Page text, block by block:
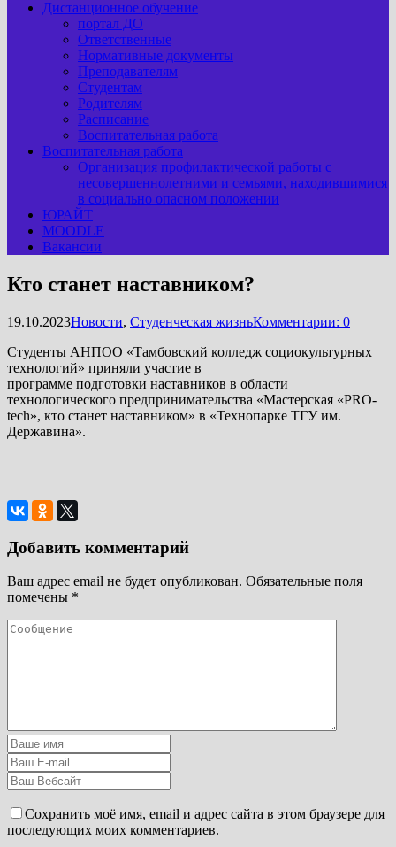
Дистанционное обучение
портал ДО
Ответственные
Нормативные документы
Преподавателям
Студентам
Родителям
Расписание
Воспитательная работа
Воспитательная работа
Организация профилактической работы с
несовершеннолетними и семьями, находившимися
в социально опасном положении
ЮРАЙТ
MOODLE
Вакансии
Кто станет наставником?
19.10.2023Новости, Студенческая жизньКомментарии: 0
Студенты АНПОО «Тамбовский колледж социокультурных
технологий» приняли участие в
программе подготовки наставников в области
технологического предпринимательства «Мастерская «PRO-
tech», кто станет наставником» в «Технопарке ТГУ им.
Державина».
Добавить комментарий
Ваш адрес email не будет опубликован. Обязательные поля
помечены *
Сохранить моё имя, email и адрес сайта в этом браузере для
последующих моих комментариев.